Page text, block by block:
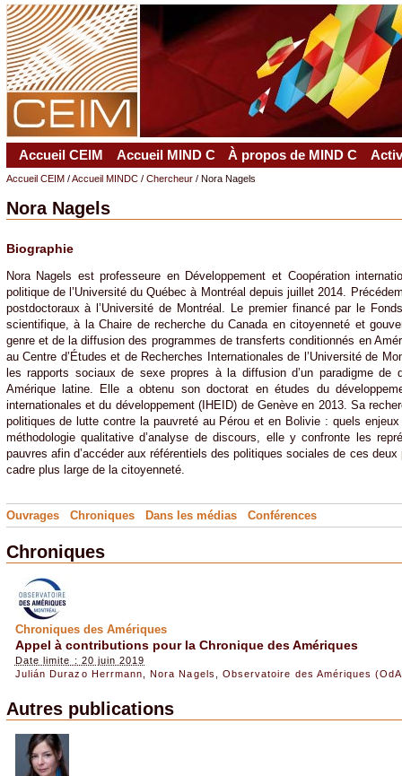
Accueil CEIM Accueil MIND C À propos de MIND C
Accueil CEIM/Accueil MINDC/ Chercheur/ Nora Nagels
Nora Nagels
Biographie
Nora Nagels est professeure en Développement et Coopération
politique de l’Université du Québec à Montréal depuis juillet 2014.
postdoctoraux à l’Université de Montréal. Le premier financé par le
scientifique, à la Chaire de recherche du Canada en citoyenneté et
genre et de la diffusion des programmes de transferts conditionnés en
au Centre d’Études et de Recherches Internationales de l’Université de
les rapports sociaux de sexe propres à la diffusion d’un paradigme de
Amérique latine. Elle a obtenu son doctorat en études du
internationales et du développement (IHEID) de Genève en 2013. Sa
politiques de lutte contre la pauvreté au Pérou et en Bolivie : quels enjeux
méthodologie qualitative d’analyse de discours, elle y confronte les
pauvres afin d’accéder aux référentiels des politiques sociales de ces
cadre plus large de la citoyenneté.
Ouvrages Chroniques Dans les médias Conférences
Chroniques
Chroniques des Amériques
Appel à contributions pour la Chronique des Amériques
Date limite : 20 juin 2019
Julián Durazo Herrmann ,Nora Nagels Observatoire des Amériques
Autres publications